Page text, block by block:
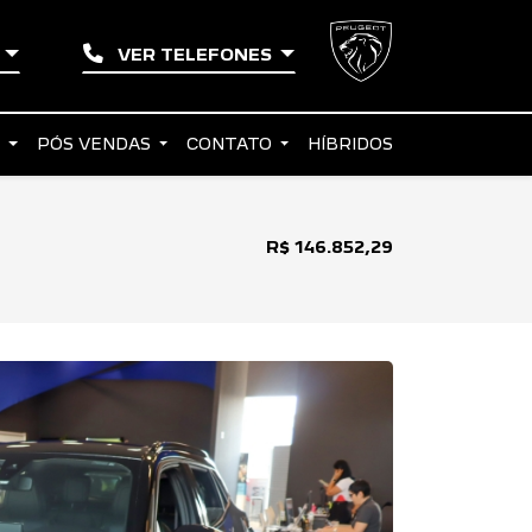
VER TELEFONES
PÓS VENDAS CONTATO HÍBRIDOS
R$ 146.852,29